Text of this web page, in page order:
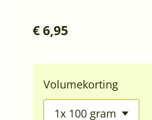
€ 6,95
Volumekorting